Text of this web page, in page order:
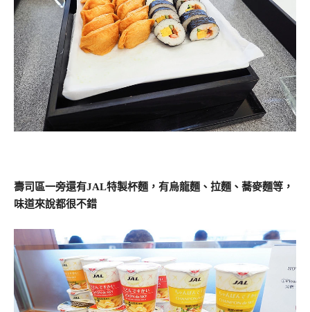
壽司區一旁還有JAL特製杯麵，有烏龍麵、拉麵、蕎麥麵等，
味道來說都很不錯